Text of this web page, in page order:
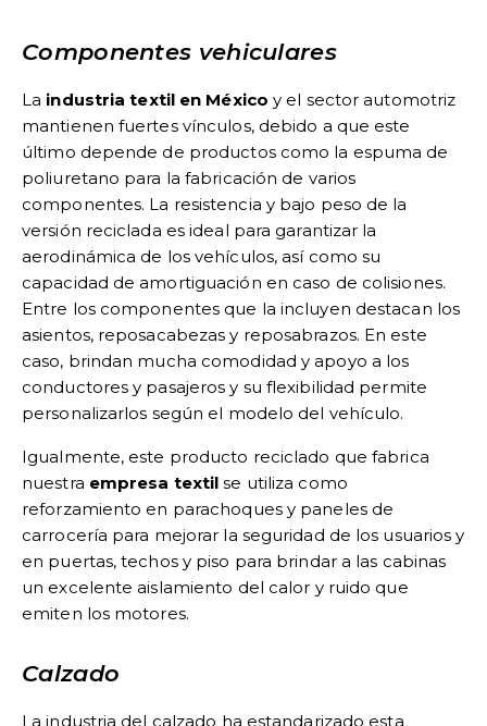
Componentes vehiculares
La industria textil en México y el sector automotriz
mantienen fuertes vínculos, debido a que este
último depende de productos como la espuma de
poliuretano para la fabricación de varios
componentes. La resistencia y bajo peso de la
versión reciclada es ideal para garantizar la
aerodinámica de los vehículos, así como su
capacidad de amortiguación en caso de colisiones.
Entre los componentes que la incluyen destacan los
asientos, reposacabezas y reposabrazos. En este
caso, brindan mucha comodidad y apoyo a los
conductores y pasajeros y su flexibilidad permite
personalizarlos según el modelo del vehículo.
Igualmente, este producto reciclado que fabrica
nuestra empresa textil se utiliza como
reforzamiento en parachoques y paneles de
carrocería para mejorar la seguridad de los usuarios y
en puertas, techos y piso para brindar a las cabinas
un excelente aislamiento del calor y ruido que
emiten los motores.
Calzado
La industria del calzado ha estandarizado esta